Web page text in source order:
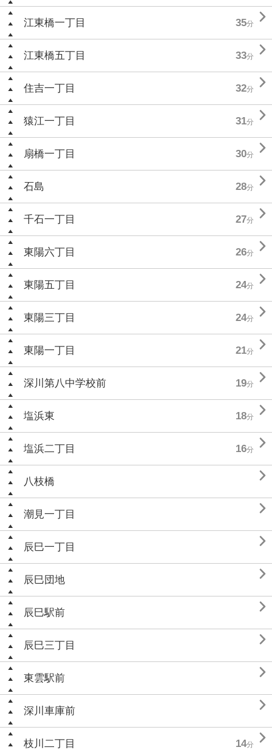
江東橋一丁目 35分 
江東橋五丁目 33分 
住吉一丁目 32分 
猿江一丁目 31分 
扇橋一丁目 30分 
石島 28分 
千石一丁目 27分 
東陽六丁目 26分 
東陽五丁目 24分 
東陽三丁目 24分 
東陽一丁目 21分 
深川第八中学校前 19分 
塩浜東 18分 
塩浜二丁目 16分 
八枝橋 
潮見一丁目 
辰巳一丁目 
辰巳団地 
辰巳駅前 
辰巳三丁目 
東雲駅前 
深川車庫前 
枝川二丁目 14分 